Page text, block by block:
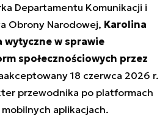
Departamentu Komunikacji i
Obrony Narodowej, Karolina
wytyczne w sprawie
społecznościowych przez
18 czerwca 2026 r.
przewodnika po platformach
aplikacjach.